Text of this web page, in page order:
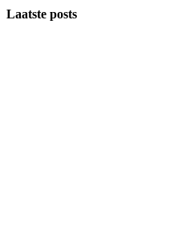
Laatste posts